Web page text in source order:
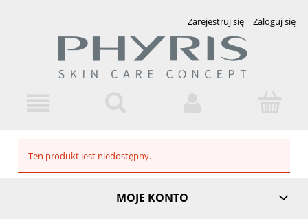
Zarejestruj się Zaloguj się
Ten produkt jest niedostępny.
MOJE KONTO